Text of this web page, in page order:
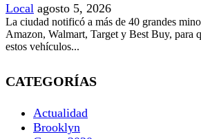
Local agosto 5, 2026
La ciudad notificó a más de 40 grandes
Amazon, Walmart, Target y Best Buy, para
estos vehículos...
CATEGORÍAS
Actualidad
Brooklyn